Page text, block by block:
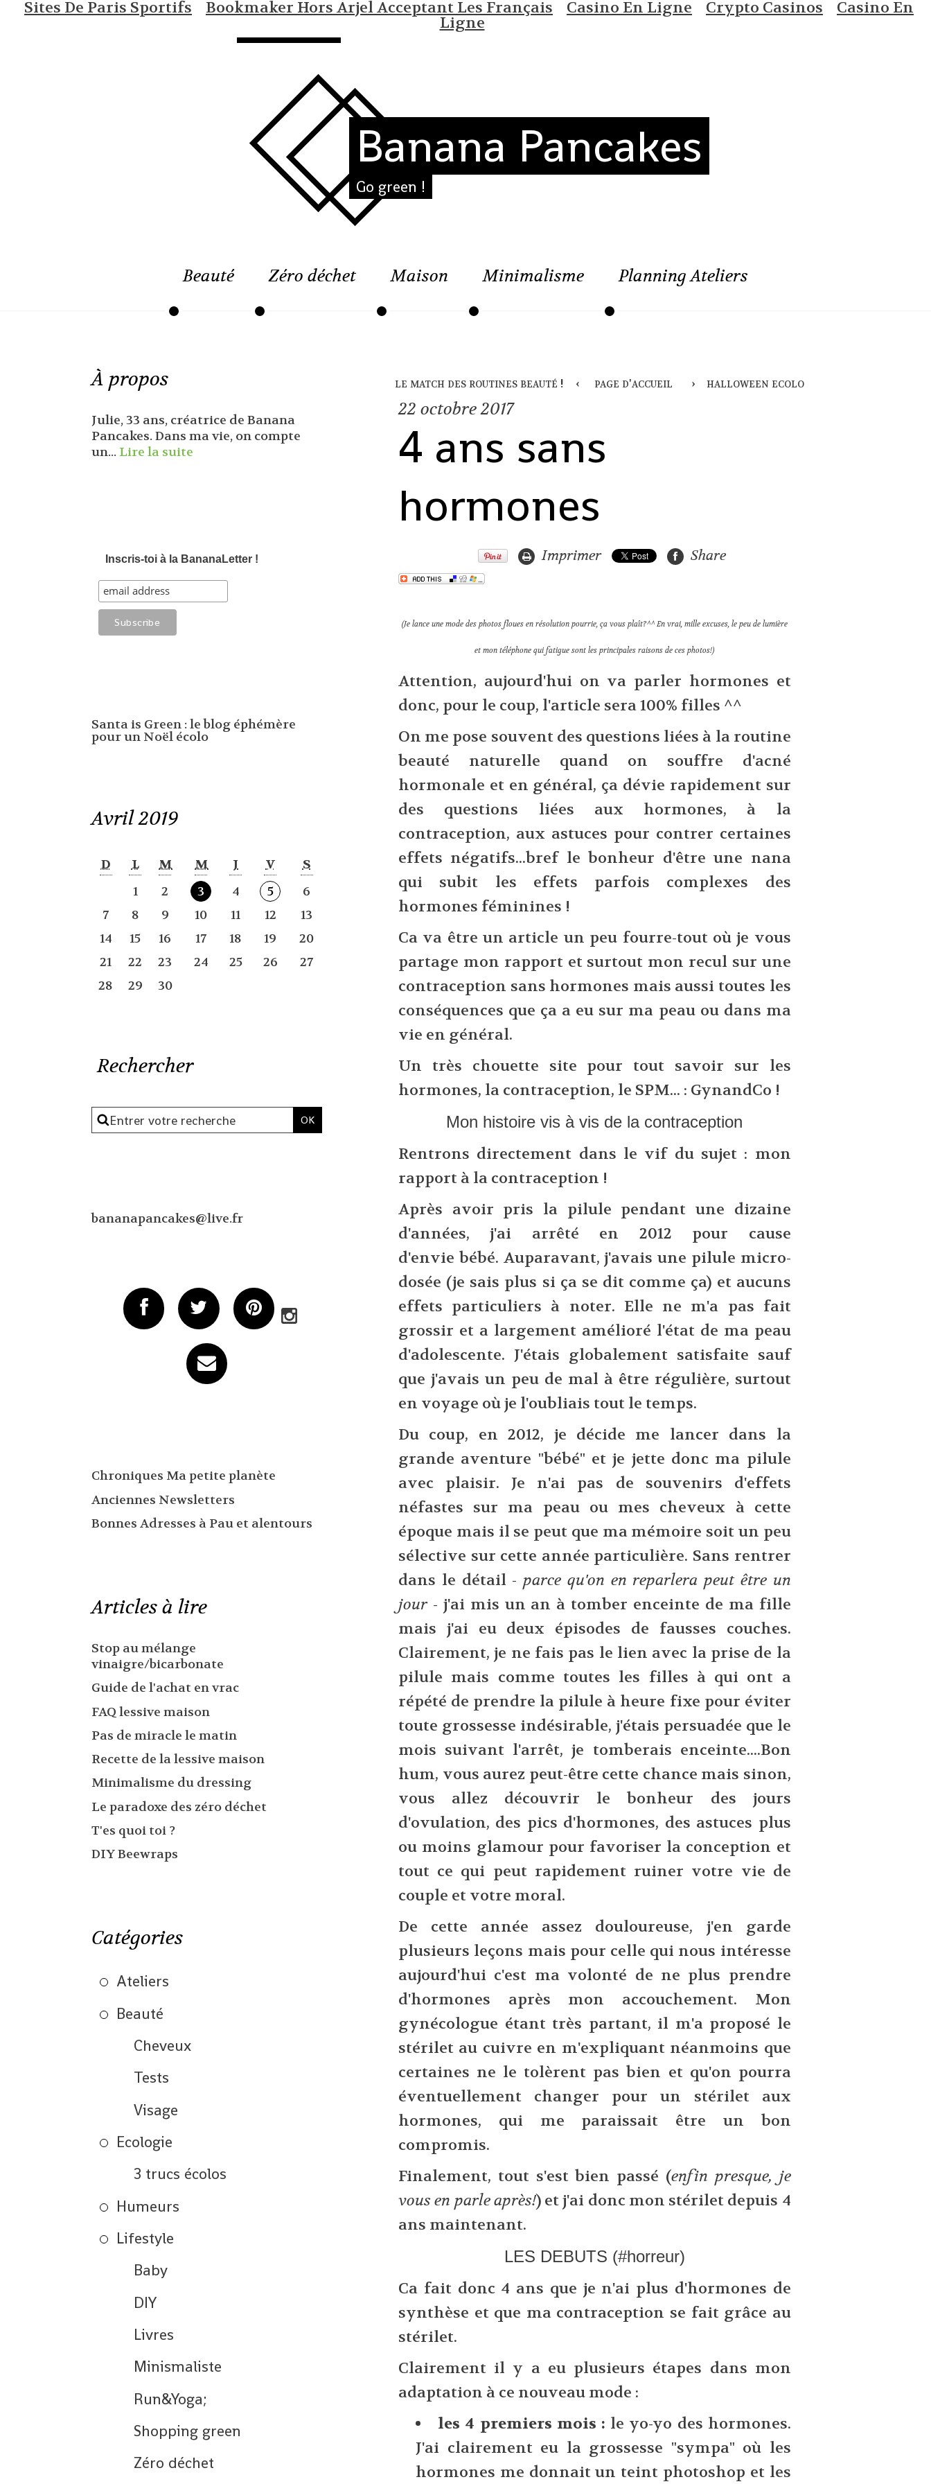
Sites De Paris Sportifs Bookmaker Hors Arjel Acceptant Les Français Casino En Ligne Crypto Casinos Casino En
Ligne
Banana Pancakes
Go green !
Beauté Zéro déchet Maison Minimalisme Planning Ateliers
À propos
Julie, 33 ans, créatrice de Banana
Pancakes. Dans ma vie, on compte
un... Lire la suite
Inscris-toi à la BananaLetter !
Santa is Green : le blog éphémère
pour un Noël écolo
Avril 2019
D L M M J V
S
1
2 3 4 5
6
7
8 9 10 11 12
13
14
15 16 17 18 19
20
21
22 23 24 25 26
27
28
29 30
Rechercher
bananapancakes@live.fr
Chroniques Ma petite planète
Anciennes Newsletters
Bonnes Adresses à Pau et alentours
Articles à lire
Stop au mélange
vinaigre/bicarbonate
Guide de l'achat en vrac
FAQ lessive maison
Pas de miracle le matin
Recette de la lessive maison
Minimalisme du dressing
Le paradoxe des zéro déchet
T'es quoi toi ?
DIY Beewraps
Catégories
Ateliers
Beauté
Cheveux
Tests
Visage
Ecologie
3 trucs écolos
Humeurs
Lifestyle
Baby
DIY
Livres
Minismaliste
Run&Yoga;
Shopping green
Zéro déchet
le match des routines beauté ! page d'accueil halloween ecolo
22 octobre 2017
4 ans sans
hormones
Imprimer Share
(Je lance une mode des photos floues en résolution pourrie, ça vous plaît?^^ En vrai, mille excuses, le peu de lumière
et mon téléphone qui fatigue sont les principales raisons de ces photos!)
Attention, aujourd'hui on va parler hormones et
donc, pour le coup, l'article sera 100% filles ^^
On me pose souvent des questions liées à la routine
beauté naturelle quand on souffre d'acné
hormonale et en général, ça dévie rapidement sur
des questions liées aux hormones, à la
contraception, aux astuces pour contrer certaines
effets négatifs...bref le bonheur d'être une nana
qui subit les effets parfois complexes des
hormones féminines !
Ca va être un article un peu fourre-tout où je vous
partage mon rapport et surtout mon recul sur une
contraception sans hormones mais aussi toutes les
conséquences que ça a eu sur ma peau ou dans ma
vie en général.
Un très chouette site pour tout savoir sur les
hormones, la contraception, le SPM... : GynandCo !
Mon histoire vis à vis de la contraception
Rentrons directement dans le vif du sujet : mon
rapport à la contraception !
Après avoir pris la pilule pendant une dizaine
d'années, j'ai arrêté en 2012 pour cause
d'envie bébé. Auparavant, j'avais une pilule micro-
dosée (je sais plus si ça se dit comme ça) et aucuns
effets particuliers à noter. Elle ne m'a pas fait
grossir et a largement amélioré l'état de ma peau
d'adolescente. J'étais globalement satisfaite sauf
que j'avais un peu de mal à être régulière, surtout
en voyage où je l'oubliais tout le temps.
Du coup, en 2012, je décide me lancer dans la
grande aventure "bébé" et je jette donc ma pilule
avec plaisir. Je n'ai pas de souvenirs d'effets
néfastes sur ma peau ou mes cheveux à cette
époque mais il se peut que ma mémoire soit un peu
sélective sur cette année particulière. Sans rentrer
dans le détail -parce qu'on en reparlera peut être un
jour- j'ai mis un an à tomber enceinte de ma fille
mais j'ai eu deux épisodes de fausses couches.
Clairement, je ne fais pas le lien avec la prise de la
pilule mais comme toutes les filles à qui ont a
répété de prendre la pilule à heure fixe pour éviter
toute grossesse indésirable, j'étais persuadée que le
mois suivant l'arrêt, je tomberais enceinte....Bon
hum, vous aurez peut-être cette chance mais sinon,
vous allez découvrir le bonheur des jours
d'ovulation, des pics d'hormones, des astuces plus
ou moins glamour pour favoriser la conception et
tout ce qui peut rapidement ruiner votre vie de
couple et votre moral.
De cette année assez douloureuse, j'en garde
plusieurs leçons mais pour celle qui nous intéresse
aujourd'hui c'est ma volonté de ne plus prendre
d'hormones après mon accouchement. Mon
gynécologue étant très partant, il m'a proposé le
stérilet au cuivre en m'expliquant néanmoins que
certaines ne le tolèrent pas bien et qu'on pourra
éventuellement changer pour un stérilet aux
hormones, qui me paraissait être un bon
compromis.
Finalement, tout s'est bien passé (enfin presque, je
vous en parle après!) et j'ai donc mon stérilet depuis 4
ans maintenant.
LES DEBUTS (#horreur)
Ca fait donc 4 ans que je n'ai plus d'hormones de
synthèse et que ma contraception se fait grâce au
stérilet.
Clairement il y a eu plusieurs étapes dans mon
adaptation à ce nouveau mode :
les 4 premiers mois : le yo-yo des hormones.
J'ai clairement eu la grossesse "sympa" où les
hormones me donnait un teint photoshop et les